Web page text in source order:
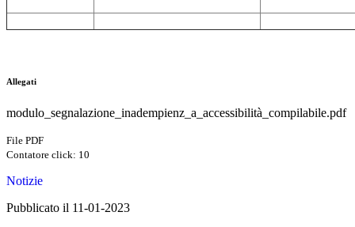
Allegati
modulo_segnalazione_inadempienz_a_accessibilità_compilabile.pdf
File PDF
Contatore click: 10
Notizie
Pubblicato il 11-01-2023